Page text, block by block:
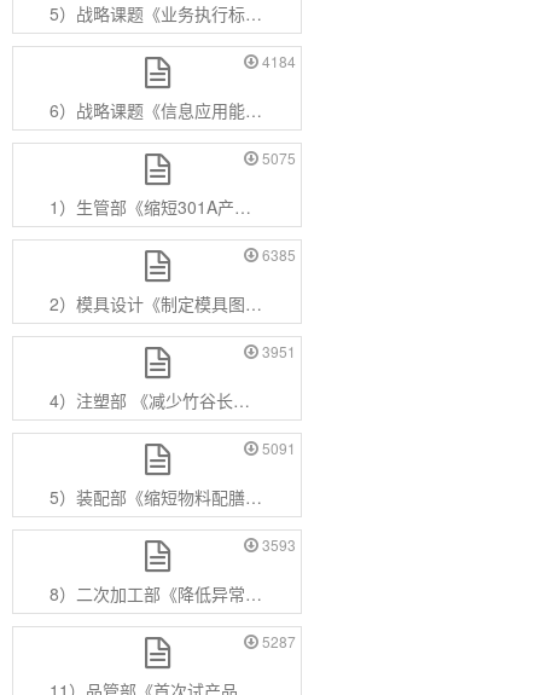
5）战略课题《业务执行标准化OA使用率提升》.pdf
6）战略课题《信息应用能力提升》.pdf
4184
1）生管部《缩短301A产品判定时间》.pdf
5075
2）模具设计《制定模具图纸标注与公差标注标准》.pdf
6385
4）注塑部 《减少竹谷长外壳5型6型7型模开人数》.pdf
3951
5）装配部《缩短物料配膳与上线时间》.pdf
5091
8）二次加工部《降低异常停线时间》.pdf
3593
11）品管部《首次试产品质异常改善跟踪》.pdf
5287